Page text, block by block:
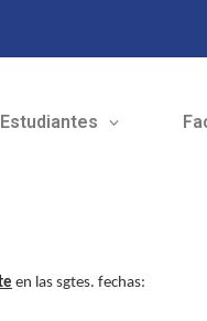
Estudiantes
en las sgtes. fechas: